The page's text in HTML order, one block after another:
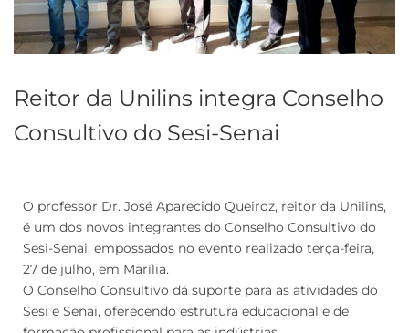
Reitor da Unilins integra Conselho
Consultivo do Sesi-Senai
O professor Dr. José Aparecido Queiroz, reitor da Unilins,
é um dos novos integrantes do Conselho Consultivo do
Sesi-Senai, empossados no evento realizado terça-feira,
27 de julho, em Marília.
O Conselho Consultivo dá suporte para as atividades do
Sesi e Senai, oferecendo estrutura educacional e de